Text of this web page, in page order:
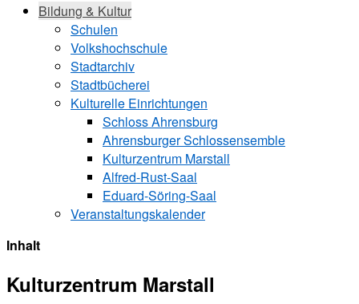
Bildung & Kultur
Schulen
Volkshochschule
Stadtarchiv
Stadtbücherei
Kulturelle Einrichtungen
Schloss Ahrensburg
Ahrensburger Schlossensemble
Kulturzentrum Marstall
Alfred-Rust-Saal
Eduard-Söring-Saal
Veranstaltungskalender
Inhalt
Kulturzentrum Marstall